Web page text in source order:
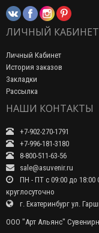
ЛИЧНЫЙ КАБИНЕТ
Личный Кабинет
История заказов
Закладки
Рассылка
НАШИ КОНТАКТЫ
+7-902-270-1791
+7-996-181-3180
8-800-511-63-56
sale@asuvenir.ru
ПН - ПТ с 09:00 до
круглосуточно
г. Екатеринбург ул.
ООО "Арт Альянс"